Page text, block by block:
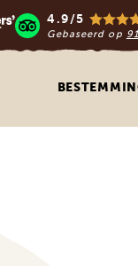
4.9/5
Gebaseerd op